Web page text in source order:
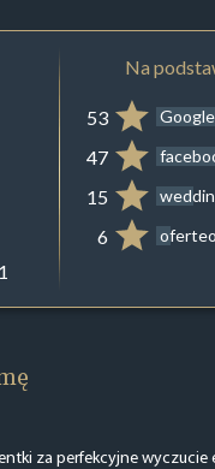
Na
53
47
15
6
za perfekcyjne